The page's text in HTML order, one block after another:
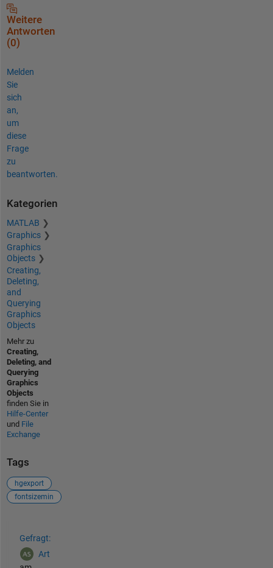
Weitere
Antworten
(0)
Melden
Sie
sich
an,
um
diese
Frage
zu
beantworten.
Kategorien
MATLAB
Graphics
Graphics
Objects
Creating,
Deleting,
and
Querying
Graphics
Objects
Mehr zu
Creating,
Deleting, and
Querying
Graphics
Objects
finden Sie in
Hilfe-Center
und File
Exchange
Tags
hgexport
fontsizemin
Gefragt:
Art